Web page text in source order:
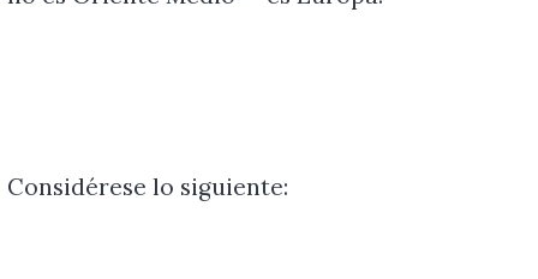
Considérese lo siguiente: